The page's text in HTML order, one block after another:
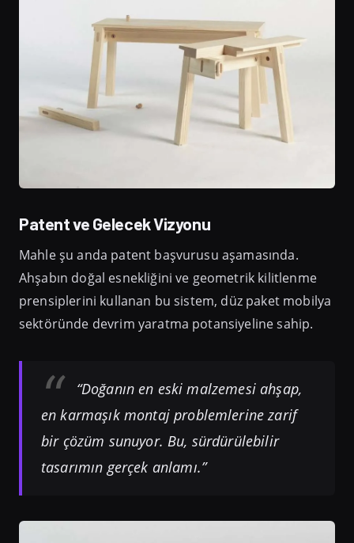
Patent ve Gelecek Vizyonu
Mahle şu anda patent başvurusu aşamasında.
Ahşabın doğal esnekliğini ve geometrik kilitlenme
prensiplerini kullanan bu sistem, düz paket mobilya
sektöründe devrim yaratma potansiyeline sahip.
“Doğanın en eski malzemesi ahşap,
en karmaşık montaj problemlerine zarif
bir çözüm sunuyor. Bu, sürdürülebilir
tasarımın gerçek anlamı.”